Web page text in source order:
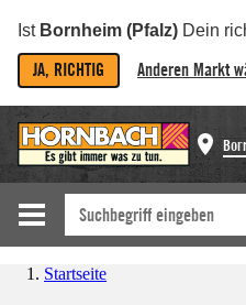
Ist Bornheim (Pfalz) Dein
JA, RICHTIG Anderen Markt
Startseite